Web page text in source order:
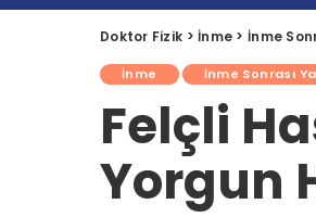
Doktor Fizik >İnme > İnme
İnme İnme Sonrası
Felçli
Yorgun